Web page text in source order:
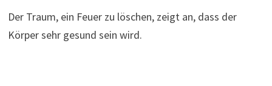
Der Traum, ein Feuer zu löschen, zeigt an, dass der
Körper sehr gesund sein wird.